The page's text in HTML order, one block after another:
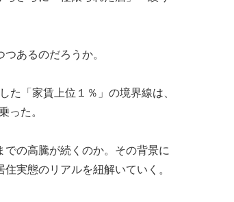
あるのだろうか。
「家賃上位１％」の境界線は、
た。
の高騰が続くのか。その背景に
実態のリアルを紐解いていく。